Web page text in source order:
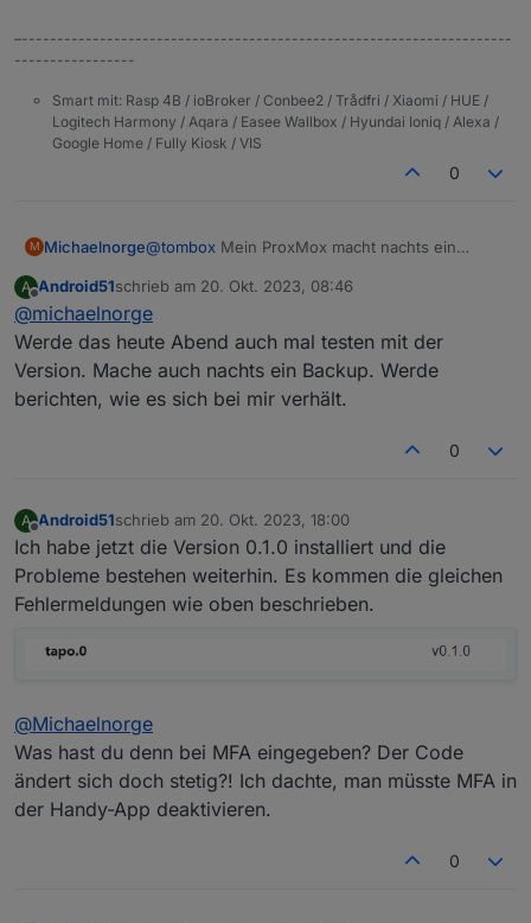
–---------------------------------------------------------------------
-----------------
Smart mit: Rasp 4B / ioBroker / Conbee2 / Trådfri / Xiaomi / HUE /
Logitech Harmony / Aqara / Easee Wallbox / Hyundai Ioniq / Alexa /
Google Home / Fully Kiosk / VIS
0
M Michaelnorge@tombox Mein ProxMox macht nachts ein
Danach kommen die gleichen Fehler wieder ins
Log, (sprich "tapo.0 (2311) callback.call is not a
function") wahrscheinlich weil ProxMox für das
Backup das System kurzzeitig stoppt und der
Adapter damit nicht klar kommt.
A
Offline
Android51schrieb am 20. Okt. 2023, 08:46
zuletzt editiert von
@michaelnorge
Werde das heute Abend auch mal testen mit der
Version. Mache auch nachts ein Backup. Werde
berichten, wie es sich bei mir verhält.
0
A
Offline
Android51schrieb am 20. Okt. 2023, 18:00
zuletzt editiert von
Ich habe jetzt die Version 0.1.0 installiert und die
Probleme bestehen weiterhin. Es kommen die gleichen
Fehlermeldungen wie oben beschrieben.
@Michaelnorge
Was hast du denn bei MFA eingegeben? Der Code
ändert sich doch stetig?! Ich dachte, man müsste MFA in
der Handy-App deaktivieren.
0